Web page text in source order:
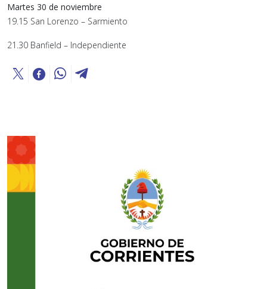
Martes 30 de noviembre
19.15 San Lorenzo – Sarmiento
21.30 Banfield – Independiente